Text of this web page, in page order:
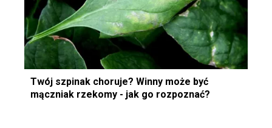
Twój szpinak choruje? Winny może być
mączniak rzekomy - jak go rozpoznać?